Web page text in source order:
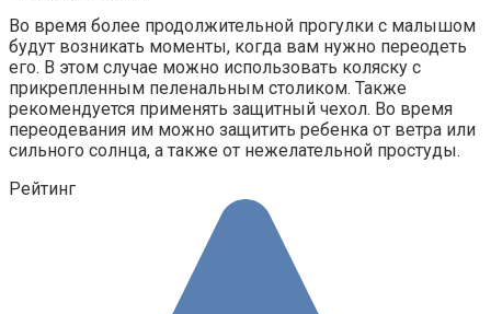
Во время более продолжительной прогулки с малышом
будут возникать моменты, когда вам нужно переодеть
его. В этом случае можно использовать коляску с
прикрепленным пеленальным столиком. Также
рекомендуется применять защитный чехол. Во время
переодевания им можно защитить ребенка от ветра или
сильного солнца, а также от нежелательной простуды.
Рейтинг